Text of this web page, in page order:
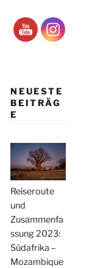
NEUESTE
BEITRÄG
E
Reiseroute
und
Zusammenfa
ssung 2023:
Südafrika –
Mozambique